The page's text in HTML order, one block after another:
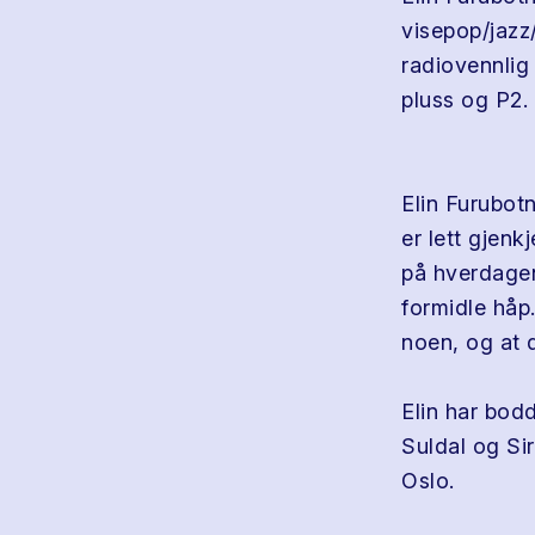
visepop/
radiovennlig
pluss og P2.
Elin
er lett
på
formidle
noen, og at
Elin har
Suldal og
Oslo.